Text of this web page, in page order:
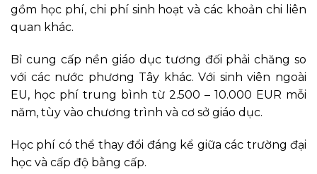
gồm học phí, chi phí sinh hoạt và các khoản chi liên
quan khác.
Bỉ cung cấp nền giáo dục tương đối phải chăng so
với các nước phương Tây khác. Với sinh viên ngoài
EU, học phí trung bình từ 2.500 – 10.000 EUR mỗi
năm, tùy vào chương trình và cơ sở giáo dục.
Học phí có thể thay đổi đáng kể giữa các trường đại
học và cấp độ bằng cấp.